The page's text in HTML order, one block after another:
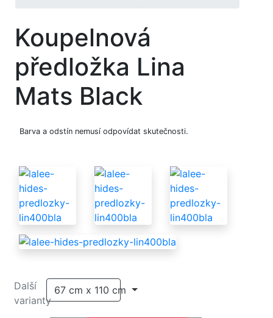
Koupelnová
předložka Lina
Mats Black
Barva a odstín nemusí odpovídat skutečnosti.
Další
varianty
67 cm x 110 cm